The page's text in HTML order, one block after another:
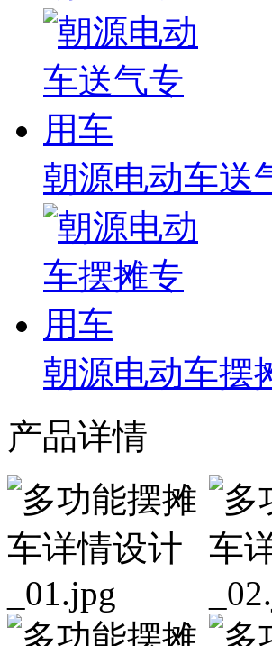
朝源电动车送
朝源电动车摆
产品详情